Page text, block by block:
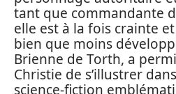
tant que commandante
elle est à la fois crainte
bien que moins
Brienne de Torth, a
Christie de s’illustrer
science-fiction